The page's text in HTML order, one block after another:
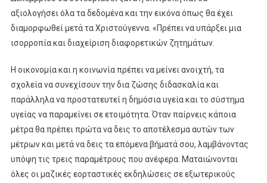
αξιολογήσει όλα τα δεδομένα και την εικόνα όπως θα έχει
διαμορφωθεί μετά τα Χριστούγεννα. «Πρέπει να υπάρξει μια
ισορροπία και διαχείριση διαφορετικών ζητημάτων.
Η οικονομία και η κοινωνία πρέπει να μείνει ανοιχτή, τα
σχολεία να συνεχίσουν την δια ζώσης διδασκαλία και
παράλληλα να προστατευτεί η δημόσια υγεία και το σύστημα
υγείας να παραμείνει σε ετοιμότητα. Όταν παίρνεις κάποια
μέτρα θα πρέπει πρώτα να δεις το αποτέλεσμα αυτών των
μέτρων και μετά να δεις τα επόμενα βήματά σου, λαμβάνοντας
υπόψη τις τρεις παραμέτρους που ανέφερα. Ματαιώνονται
όλες οι μαζικές εορταστικές εκδηλώσεις σε εξωτερικούς